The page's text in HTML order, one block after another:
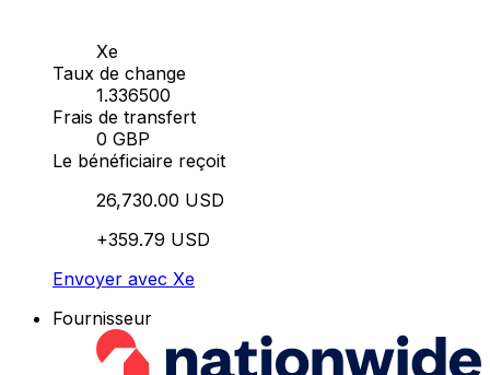
Xe
Taux de change
1.336500
Frais de transfert
0 GBP
Le bénéficiaire reçoit
26,730.00 USD
+359.79 USD
Envoyer avec Xe
Fournisseur